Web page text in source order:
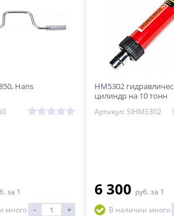
Hans
за 1
много
- +
HM5302
цилиндр на 10 тонн
Артикул: SIHM5302
6 300 руб. за 1
В наличии много